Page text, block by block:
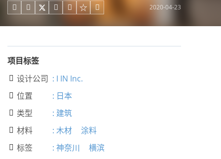
     2020-04-23
项目标签
 设计公司 : I IN Inc.
 位置 : 日本
 类型 : 建筑
 材料 : 木材 涂料
 标签 : 神奈川 横滨